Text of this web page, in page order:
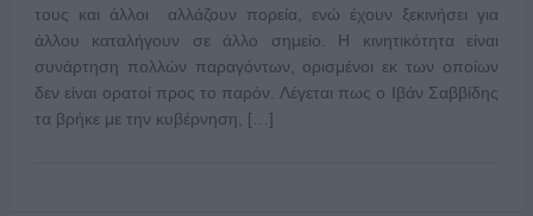
τους και άλλοι αλλάζουν πορεία, ενώ έχουν ξεκινήσει για
άλλου καταλήγουν σε άλλο σημείο. Η κινητικότητα είναι
συνάρτηση πολλών παραγόντων, ορισμένοι εκ των οποίων
δεν είναι ορατοί προς το παρόν. Λέγεται πως ο Ιβάν Σαββίδης
τα βρήκε με την κυβέρνηση, […]